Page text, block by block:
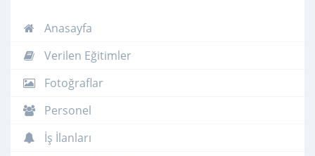
Anasayfa
Verilen Eğitimler
Fotoğraflar
Personel
İş İlanları